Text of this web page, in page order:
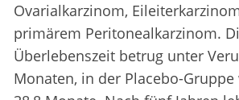
Ovarialkarzinom,
primärem Peritonealkarzinom.
Überlebenszeit betrug unter
Monaten, in der Placebo-Gruppe